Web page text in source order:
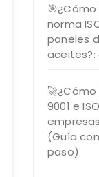
norma
paneles
9001 e
(Guía
paso)